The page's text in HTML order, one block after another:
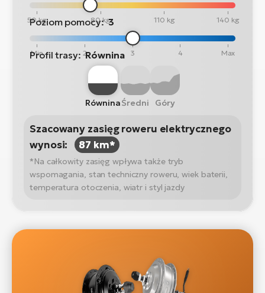
50 kg 80 kg 110 kg 140 kg
Poziom pomocy: 3
Min 2 3 4 Max
Profil trasy: Równina
RówninaŚredni Góry
Szacowany zasięg roweru elektrycznego
wynosi:
87 km*
*Na całkowity zasięg wpływa także tryb
wspomagania, stan techniczny roweru, wiek baterii,
temperatura otoczenia, wiatr i styl jazdy